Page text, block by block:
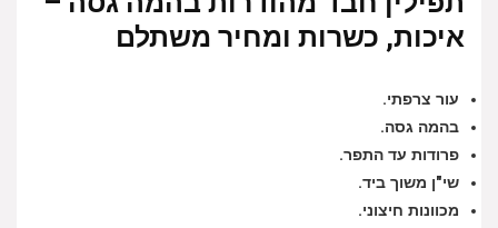
איכות, כשרות ומחיר משתלם
עור צרפתי.
בהמה גסה.
פרודות עד התפר.
שי"ן משוך ביד.
מכוונות חיצוני.